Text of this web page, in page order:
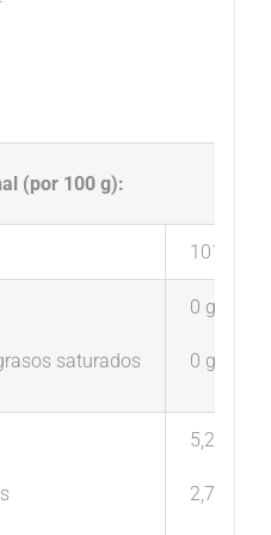
(por 100 g):
101 kJ /
saturados
0 g
0 g
5,2 g
2,7 g